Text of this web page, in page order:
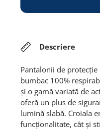
Descriere
Pantalonii de protecție
bumbac 100%
și o gamă variată de
oferă un plus de
lumină slabă. Croiala
funcționalitate, cât și